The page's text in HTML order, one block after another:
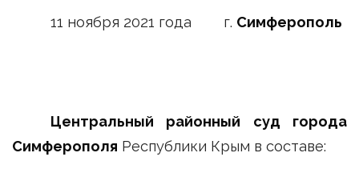
11 ноября 2021 года г. Симферополь
Центральный районный суд города
Симферополя Республики Крым в составе: